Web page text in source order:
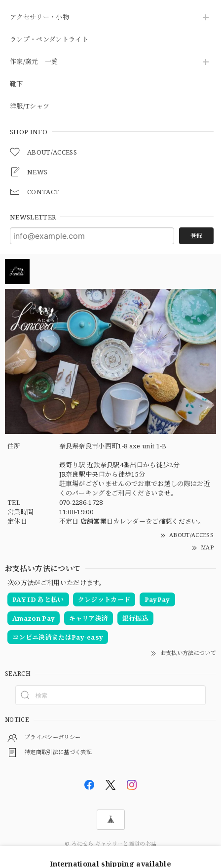
アクセサリー・小物
ランプ・ペンダントライト
作家/窯元 一覧
靴下
洋服/Tシャツ
SHOP INFO
ABOUT/ACCESS
NEWS
CONTACT
NEWSLETTER
登録
住所 奈良県奈良市小西町1-8 axe unit 1-B
最寄り駅 近鉄奈良駅4番出口から徒歩2分
JR奈良駅中央口から徒歩15分
駐車場がございませんのでお車でお越しの際はお近
くのパーキングをご利用くださいませ。
TEL
070-2286-1728
営業時間
11:00-19:00
定休日
不定日 店舗営業日カレンダーをご確認ください。
ABOUT/ACCESS
MAP
お支払い方法について
次の方法がご利用いただけます。
PAY ID あと払い
クレジットカード PayPay
Amazon Pay キャリア決済 銀行振込
コンビニ決済またはPay-easy
お支払い方法について
SEARCH
NOTICE
プライバシーポリシー
特定商取引法に基づく表記
© ろにせら ギャラリーと雑貨のお店
International shipping available